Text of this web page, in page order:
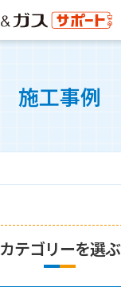
施工事例
カテゴリーを選ぶ